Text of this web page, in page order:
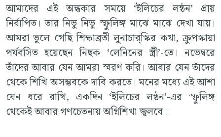
আমাদের এই অন্ধকার সময়ে ‘ইলিচের লন্ঠন’ প্রায়
নির্বাপিত। তার নিভু নিভু স্ফুলিঙ্গ মাঝে মাঝে দেখা যায়।
আমরা ভুলে গেছি শিক্ষাব্রতী লুনাচার্‌স্কির কথা, ক্রুপস্কায়া
পর্যবসিত হয়েছেন নিছক ‘লেনিনের স্ত্রী’-তে। নভেম্বরে
তাঁদের আবার যেন আমরা স্মরণ করি। আবার যেন তাঁদের
থেকে শিখি অসম্ভবকে দাবি করতে। মনের মধ্যে এই আশা
যেন ধরে রাখি, একদিন ‘ইলিচের লন্ঠন’-এর স্ফুলিঙ্গ
থেকেই আবার গণচেতনায় অগ্নিশিখা জ্বলবে।